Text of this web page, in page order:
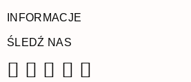
INFORMACJE
ŚLEDŹ NAS